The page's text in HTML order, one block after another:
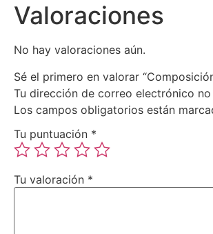
Valoraciones
No hay valoraciones aún.
Sé el primero en valorar
Tu dirección de correo electrónico
Los campos obligatorios están
Tu puntuación *
Tu valoración *